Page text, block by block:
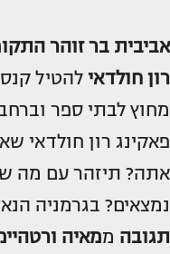
אביבית בר זוהר
רון חולדאי להטיל
מחוץ לבתי ספר
פאקינג רון חולדאי
אתה? תיזהר עם מה
נמצאים? בגרמניה
תגובה ממאיה